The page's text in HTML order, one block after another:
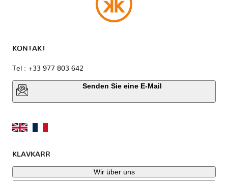
KONTAKT
Tel : +33 977 803 642
Senden Sie eine E-Mail
KLAVKARR
Wir über uns